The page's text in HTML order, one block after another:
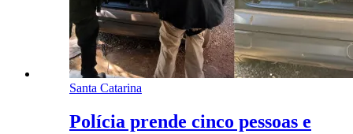
Santa Catarina
Polícia prende cinco pessoas e